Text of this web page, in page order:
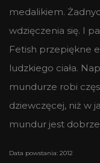
medalikiem.
wdzięczenia się. I
Fetish przepiękne
ludzkiego ciała.
mundurze robi
dziewczęcej, niż w
mundur jest dobrze
Data powstania: 2012